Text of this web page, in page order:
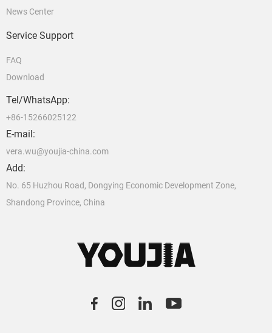
News Center
Service Support
FAQ
Download
Tel/WhatsApp:
+86-15266025122
E-mail:
vera.wu@youjia-china.com
Add:
No. 65 Huzhou Road, Dongying Economic Development Zone,
Shandong Province, China